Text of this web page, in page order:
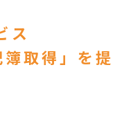
ス
取得」を提